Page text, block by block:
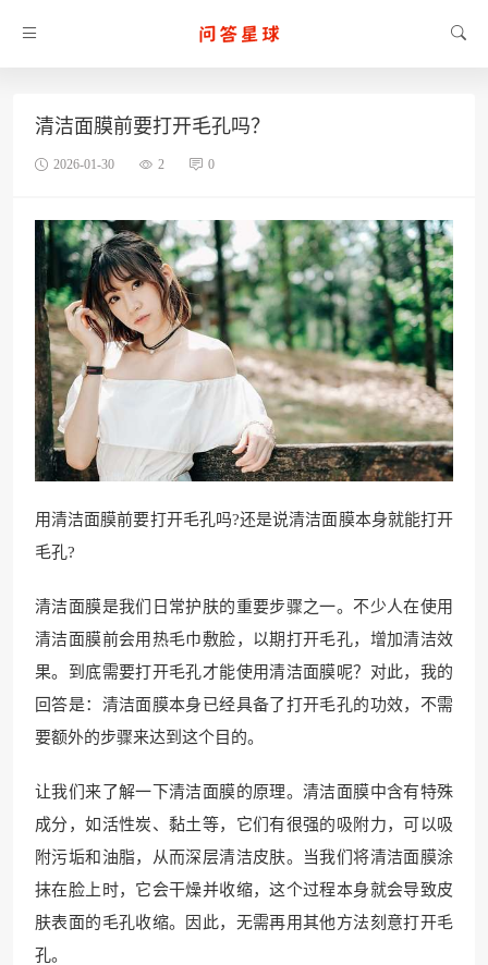
清洁面膜前要打开毛孔吗？
2026-01-30 2 0
用清洁面膜前要打开毛孔吗?还是说清洁面膜本身就能打开
毛孔?
清洁面膜是我们日常护肤的重要步骤之一。不少人在使用
清洁面膜前会用热毛巾敷脸，以期打开毛孔，增加清洁效
果。到底需要打开毛孔才能使用清洁面膜呢？对此，我的
回答是：清洁面膜本身已经具备了打开毛孔的功效，不需
要额外的步骤来达到这个目的。
让我们来了解一下清洁面膜的原理。清洁面膜中含有特殊
成分，如活性炭、黏土等，它们有很强的吸附力，可以吸
附污垢和油脂，从而深层清洁皮肤。当我们将清洁面膜涂
抹在脸上时，它会干燥并收缩，这个过程本身就会导致皮
肤表面的毛孔收缩。因此，无需再用其他方法刻意打开毛
孔。